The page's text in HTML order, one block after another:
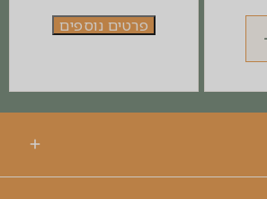
פרטים נוספים